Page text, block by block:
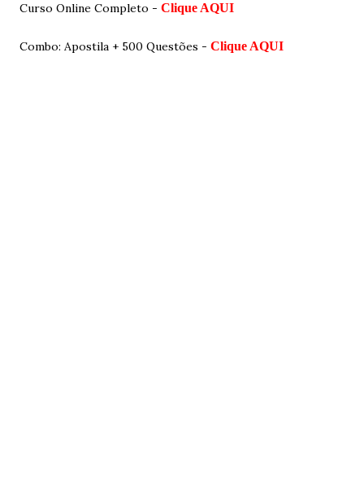
Curso Online Completo - Clique AQUI
Combo: Apostila + 500 Questões - Clique AQUI